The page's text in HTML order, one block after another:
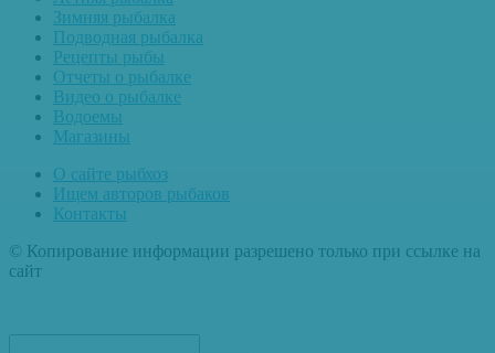
Зимняя рыбалка
Подводная рыбалка
Рецепты рыбы
Отчеты о рыбалке
Видео о рыбалке
Водоемы
Магазины
О сайте рыбхоз
Ищем авторов рыбаков
Контакты
© Копирование информации разрешено только при ссылке на
сайт